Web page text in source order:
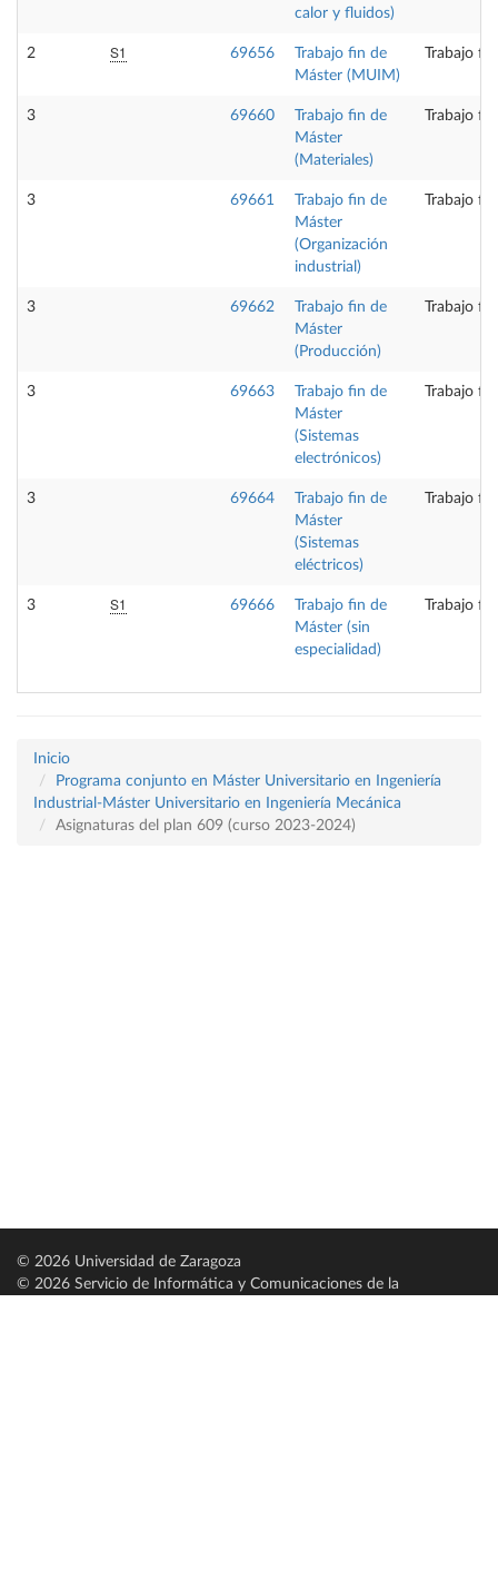
calor y fluidos)
2 S1 69656
Trabajo fin de
Máster (MUIM)
Trabajo
3 69660
Trabajo fin de
Máster
(Materiales)
Trabajo
3 69661
Trabajo fin de
Máster
(Organización
industrial)
Trabajo
3 69662
Trabajo fin de
Máster
(Producción)
Trabajo
3 69663
Trabajo fin de
Máster
(Sistemas
electrónicos)
Trabajo
3 69664
Trabajo fin de
Máster
(Sistemas
eléctricos)
Trabajo
3 S1 69666
Trabajo fin de
Máster (sin
especialidad)
Trabajo
Inicio
Programa conjunto en Máster Universitario en Ingeniería
Industrial-Máster Universitario en Ingeniería Mecánica
Asignaturas del plan 609 (curso 2023-2024)
© 2026 Universidad de Zaragoza
© 2026 Servicio de Informática y Comunicaciones de la